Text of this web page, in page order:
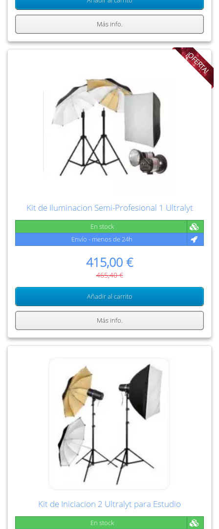
Más info.
¡OFERTA!
Kit de Iluminacion Semi-Profesional 1 Ultralyt
En stock
Envío - menos de 24h
415,00 €
465,40 €
Añadir al carrito
Más info.
Kit de Iniciacion 2 Ultralyt para Estudio
En stock